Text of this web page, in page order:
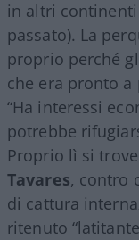
in altri
passato). La
proprio perché
che era pronto a
“Ha interessi
potrebbe
Proprio lì si
Tavares, contro
di cattura
ritenuto